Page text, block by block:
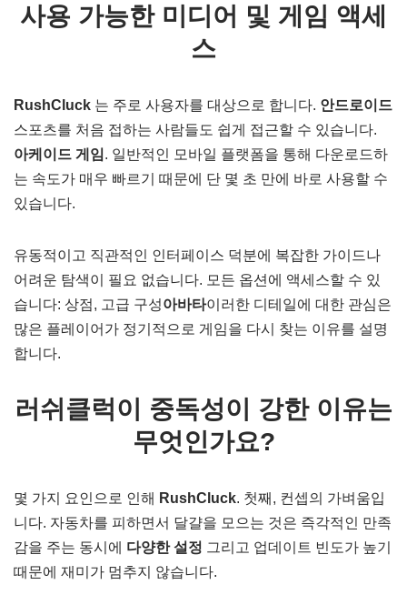
사용 가능한 미디어 및 게임 액세
스
RushCluck 는 주로 사용자를 대상으로 합니다. 안드로이드
스포츠를 처음 접하는 사람들도 쉽게 접근할 수 있습니다.
아케이드 게임. 일반적인 모바일 플랫폼을 통해 다운로드하
는 속도가 매우 빠르기 때문에 단 몇 초 만에 바로 사용할 수
있습니다.
유동적이고 직관적인 인터페이스 덕분에 복잡한 가이드나
어려운 탐색이 필요 없습니다. 모든 옵션에 액세스할 수 있
습니다: 상점, 고급 구성아바타이러한 디테일에 대한 관심은
많은 플레이어가 정기적으로 게임을 다시 찾는 이유를 설명
합니다.
러쉬클럭이 중독성이 강한 이유는
무엇인가요?
몇 가지 요인으로 인해 RushCluck. 첫째, 컨셉의 가벼움입
니다. 자동차를 피하면서 달걀을 모으는 것은 즉각적인 만족
감을 주는 동시에 다양한 설정 그리고 업데이트 빈도가 높기
때문에 재미가 멈추지 않습니다.